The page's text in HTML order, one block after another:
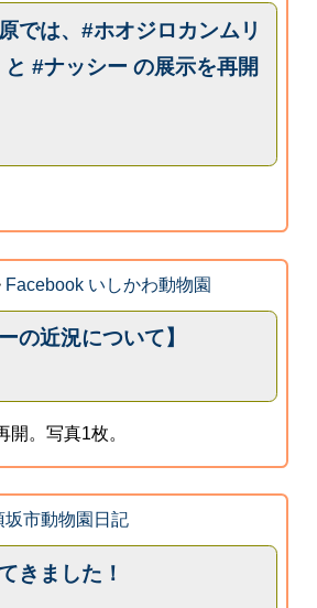
では、#ホオジロカンムリ
#ナッシー の展示を再開
Facebook いしかわ動物園
の近況について】
。写真1枚。
坂市動物園日記
きました！